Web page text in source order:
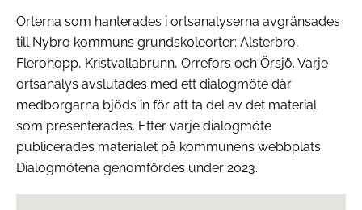
Orterna som hanterades i ortsanalyserna avgränsades
till Nybro kommuns grundskoleorter; Alsterbro,
Flerohopp, Kristvallabrunn, Orrefors och Örsjö. Varje
ortsanalys avslutades med ett dialogmöte där
medborgarna bjöds in för att ta del av det material
som presenterades. Efter varje dialogmöte
publicerades materialet på kommunens webbplats.
Dialogmötena genomfördes under 2023.